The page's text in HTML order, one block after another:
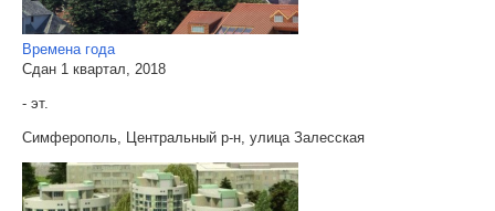
Времена года
Сдан 1 квартал, 2018
- эт.
Симферополь, Центральный р-н, улица Залесская